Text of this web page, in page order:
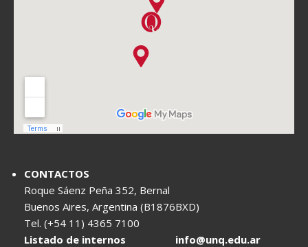
CONTACTOS
Roque Sáenz Peña 352, Bernal
Buenos Aires, Argentina (B1876BXD)
Tel. (+54 11) 4365 7100
Listado de internos
info@unq.edu.ar